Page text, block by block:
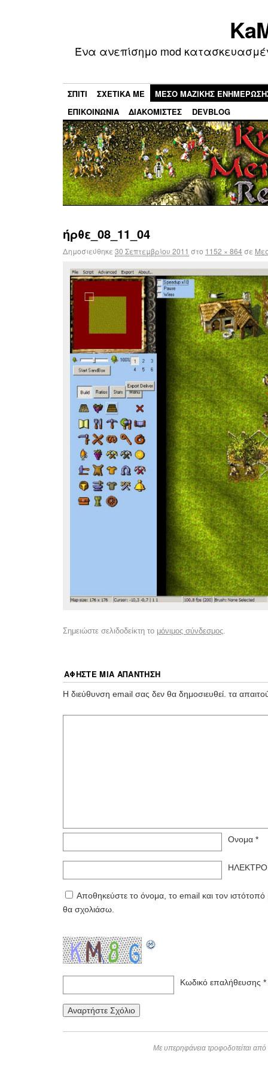
Ένα ανεπίσημο mod
ΣΠΊΤΙ ΣΧΕΤΙΚΆ ΜΕ
ΜΕΣΟ ΜΑΖΙΚΗΣ
ΕΠΙΚΟΙΝΩΝΊΑ
ΔΙΑΚΟΜΙΣΤΈΣ DEVBLOG
ήρθε_08_11_04
Δημοσιεύθηκε 30 Σεπτεμβρίου 2011 στο 1152 × 864 σε
Σημειώστε σελιδοδείκτη το μόνιμος σύνδεσμος
ΑΦΉΣΤΕ ΜΙΑ ΑΠΆΝΤΗΣΗ
Η διεύθυνση email σας δεν θα δημοσιευθεί. τα
Ονομα *
Αποθηκεύστε το όνομα, το email και τον
θα σχολιάσω.
Κωδικό επαλήθευσης *
Με υπερηφάνεια τροφοδοτείται